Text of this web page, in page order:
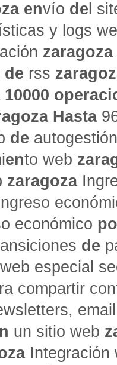
envío de l
y logs
zaragoza
de rss
10000
Hasta
de
ento web
zaragoza
económico
de
web especial
compartir
un sitio web
Integración